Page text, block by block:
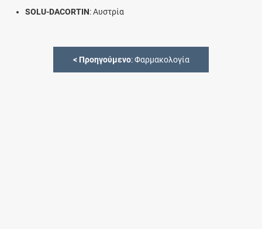
SOLU-DACORTIN: Αυστρία
< Προηγούμενο: Φαρμακολογία